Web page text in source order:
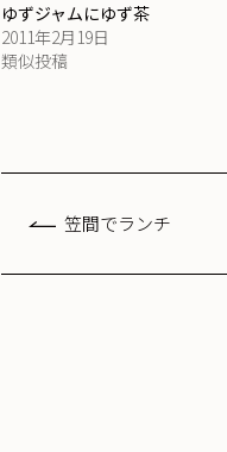
ゆずジャムにゆず茶
2011年2月19日
類似投稿
笠間でランチ